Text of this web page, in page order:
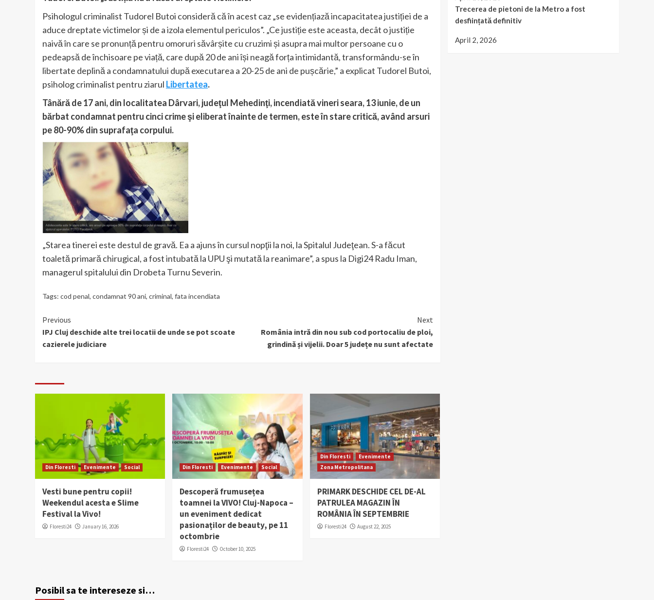
Psihologul criminalist Tudorel Butoi consideră că în acest caz „se evidențiază incapacitatea justiției de a
aduce dreptate victimelor și de a izola elementul periculos”. „Ce justiție este aceasta, decât o justiție
naivă în care se pronunță pentru omoruri săvârșite cu cruzimi și asupra mai multor persoane cu o
pedeapsă de închisoare pe viață, care după 20 de ani își neagă forța intimidantă, transformându-se în
libertate deplină a condamnatului după executarea a 20-25 de ani de pușcărie,” a explicat Tudorel Butoi,
psiholog criminalist pentru ziarul Libertatea.
Tânără de 17 ani, din localitatea Dârvari, judeţul Mehedinţi, incendiată vineri seara, 13 iunie, de un
bărbat condamnat pentru cinci crime şi eliberat înainte de termen, este în stare critică, având arsuri
pe 80-90% din suprafaţa corpului.
„Starea tinerei este destul de gravă. Ea a ajuns în cursul nopţii la noi, la Spitalul Judeţean. S-a făcut
toaletă primară chirugical, a fost intubată la UPU şi mutată la reanimare”, a spus la Digi24 Radu Iman,
managerul spitalului din Drobeta Turnu Severin.
Tags: cod penal, condamnat 90 ani, criminal, fata incendiata
Continue
Reading
Previous
IPJ Cluj deschide alte trei locatii de unde se pot scoate
cazierele judiciare
Next
România intră din nou sub cod portocaliu de ploi,
grindină și vijelii. Doar 5 județe nu sunt afectate
Din Floresti Evenimente Social
Vesti bune pentru copii!
Weekendul acesta e Slime
Festival la Vivo!
Floresti24 January 16, 2026
Din Floresti Evenimente Social
Descoperă frumusețea
toamnei la VIVO! Cluj-Napoca –
un eveniment dedicat
pasionaților de beauty, pe 11
octombrie
Floresti24 October 10, 2025
Din Floresti
Evenimente
Zona Metropolitana
PRIMARK DESCHIDE CEL DE-AL
PATRULEA MAGAZIN ÎN
ROMÂNIA ÎN SEPTEMBRIE
Floresti24 August 22, 2025
Trecerea de pietoni de la Metro a fost
desființată definitiv
April 2, 2026
Posibil sa te intereseze si…